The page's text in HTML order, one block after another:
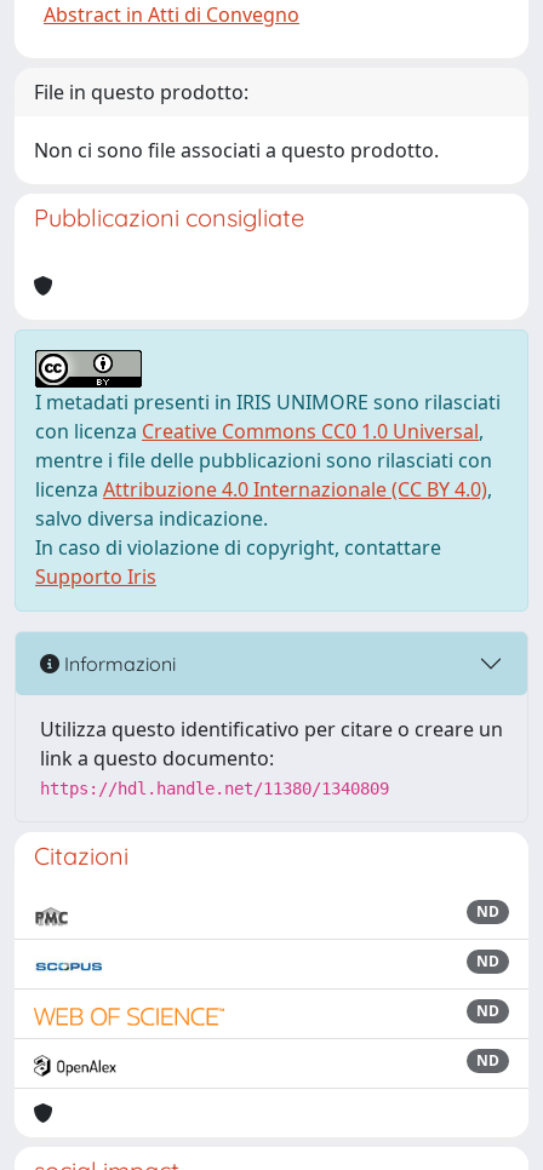
Abstract in Atti di Convegno
File in questo prodotto:
Non ci sono file associati a questo prodotto.
Pubblicazioni consigliate
I metadati presenti in IRIS UNIMORE sono rilasciati
con licenza Creative Commons CC0 1.0 Universal,
mentre i file delle pubblicazioni sono rilasciati con
licenza Attribuzione 4.0 Internazionale (CC BY 4.0),
salvo diversa indicazione.
In caso di violazione di copyright, contattare
Supporto Iris
Informazioni
Utilizza questo identificativo per citare o creare un
link a questo documento:
https://hdl.handle.net/11380/1340809
Citazioni
ND
ND
ND
ND